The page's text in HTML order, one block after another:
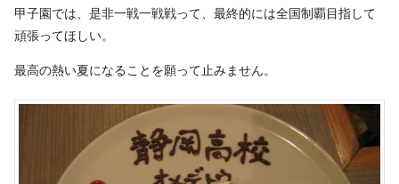
甲子園では、是非一戦一戦戦って、最終的には全国制覇目指して
頑張ってほしい。
最高の熱い夏になることを願って止みません。